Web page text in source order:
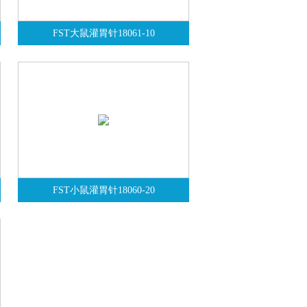
FST大鼠灌胃针18061-10
FST小鼠灌胃针18060-20